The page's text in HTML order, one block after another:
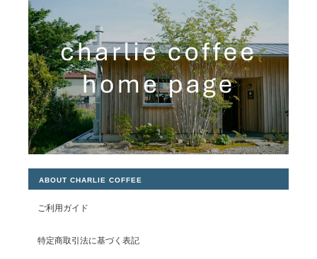
ABOUT CHARLIE COFFEE
ご利用ガイド
特定商取引法に基づく表記